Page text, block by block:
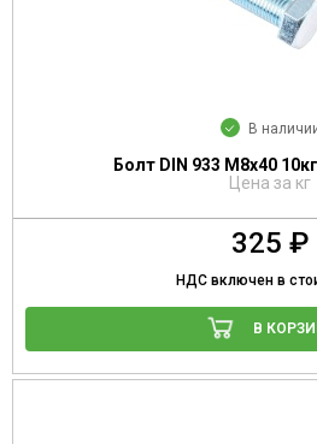
В
Болт DIN 933 М8х40
Цена за кг
325 ₽
НДС включен в
В